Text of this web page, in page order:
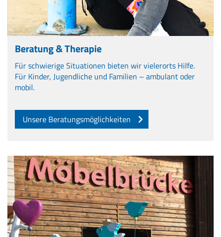
Beratung & Therapie
Für schwierige Situationen bieten wir vielerorts Hilfe.
Für Kinder, Jugendliche und Familien – ambulant oder
mobil.
Unsere Beratungsmöglichkeiten